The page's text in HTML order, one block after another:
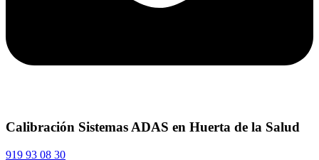
Calibración Sistemas ADAS en Huerta de la Salud
919 93 08 30